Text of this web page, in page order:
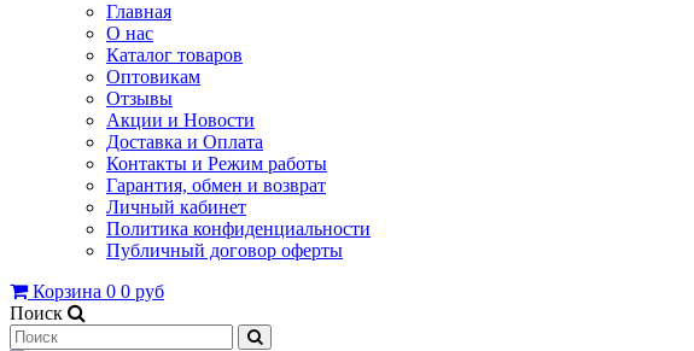
Главная
О нас
Каталог товаров
Оптовикам
Отзывы
Акции и Новости
Доставка и Оплата
Контакты и Режим работы
Гарантия, обмен и возврат
Личный кабинет
Политика конфиденциальности
Публичный договор оферты
Корзина 0 0 руб
Поиск